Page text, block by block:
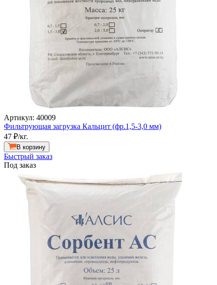
Артикул: 40009
Фильтрующая загрузка Кальцит (фр.1,5-3,0 мм)
47 ₽/кг.
В корзину
Быстрый заказ
Под заказ